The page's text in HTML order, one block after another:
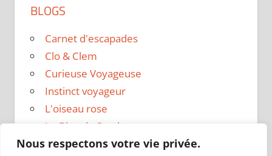
Nous respectons votre vie privée.
BLOGS
Carnet d'escapades
Clo & Clem
Curieuse Voyageuse
Instinct voyageur
L'oiseau rose
Le Blog de Sarah
Le sac a dos